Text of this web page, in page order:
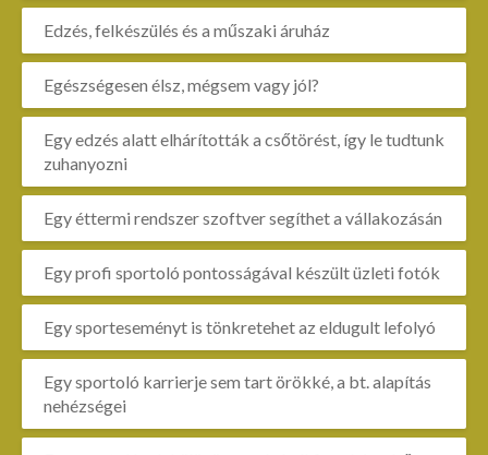
Edzés, felkészülés és a műszaki áruház
Egészségesen élsz, mégsem vagy jól?
Egy edzés alatt elhárították a csőtörést, így le tudtunk
zuhanyozni
Egy éttermi rendszer szoftver segíthet a vállakozásán
Egy profi sportoló pontosságával készült üzleti fotók
Egy sporteseményt is tönkretehet az eldugult lefolyó
Egy sportoló karrierje sem tart örökké, a bt. alapítás
nehézségei